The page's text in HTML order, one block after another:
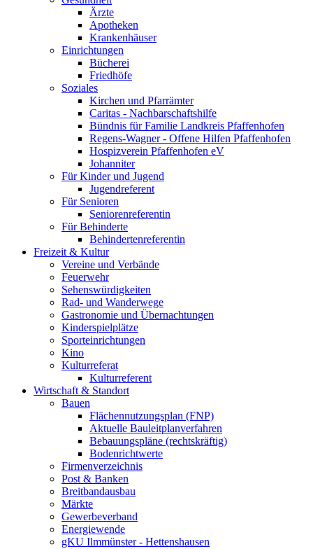
Ärzte
Apotheken
Krankenhäuser
Einrichtungen
Bücherei
Friedhöfe
Soziales
Kirchen und Pfarrämter
Caritas - Nachbarschaftshilfe
Bündnis für Familie Landkreis Pfaffenhofen
Regens-Wagner - Offene Hilfen Pfaffenhofen
Hospizverein Pfaffenhofen eV
Johanniter
Für Kinder und Jugend
Jugendreferent
Für Senioren
Seniorenreferentin
Für Behinderte
Behindertenreferentin
Freizeit & Kultur
Vereine und Verbände
Feuerwehr
Sehenswürdigkeiten
Rad- und Wanderwege
Gastronomie und Übernachtungen
Kinderspielplätze
Sporteinrichtungen
Kino
Kulturreferat
Kulturreferent
Wirtschaft & Standort
Bauen
Flächennutzungsplan (FNP)
Aktuelle Bauleitplanverfahren
Bebauungspläne (rechtskräftig)
Bodenrichtwerte
Firmenverzeichnis
Post & Banken
Breitbandausbau
Märkte
Gewerbeverband
Energiewende
gKU Ilmmünster - Hettenshausen